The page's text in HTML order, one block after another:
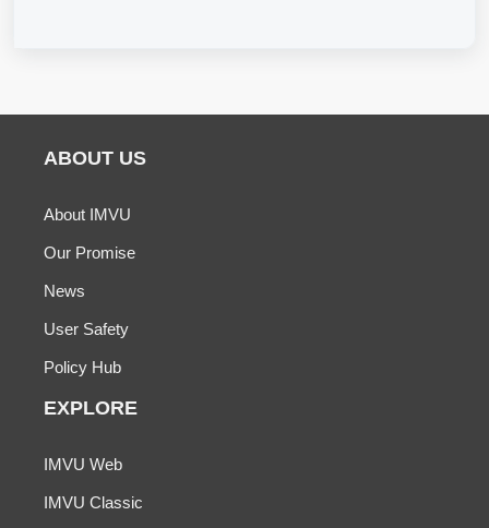
ABOUT US
About IMVU
Our Promise
News
User Safety
Policy Hub
EXPLORE
IMVU Web
IMVU Classic